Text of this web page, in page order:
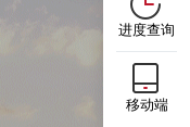
进度查询
移动端